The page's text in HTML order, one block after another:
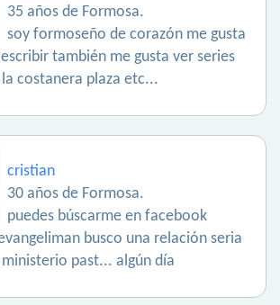
35 años de Formosa.
soy formoseño de corazón me gusta
también me gusta ver series
costanera plaza etc...
cristian
30 años de Formosa.
puedes búscarme en facebook
busco una relación seria
past... algún día